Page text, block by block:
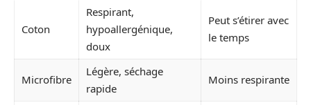
Coton
Respirant,
hypoallergénique,
doux
Peut s’étirer avec
le temps
Microfibre
Légère, séchage
rapide
Moins respirante